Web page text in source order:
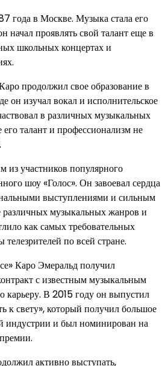
года в Москве. Музыка стала его
начал проявлять свой талант еще в
школьных концертах и
продолжил свое образование в
он изучал вокал и исполнительское
в различных музыкальных
его талант и профессионализм не
из участников популярного
шоу «Голос». Он завоевал сердца
выступлениями и сильным
музыкальных жанров и
как самых требовательных
по всей стране.
Каро Эмеральд получил
с известным музыкальным
карьеру. В 2015 году он выпустил
к свету», который получил большое
индустрии и был номинирован на
активно выступать,